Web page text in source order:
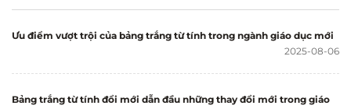
Ưu điểm vượt trội của bảng trắng từ tính trong ngành giáo dục mới
2025-08-06
Bảng trắng từ tính đổi mới dẫn đầu những thay đổi mới trong giáo